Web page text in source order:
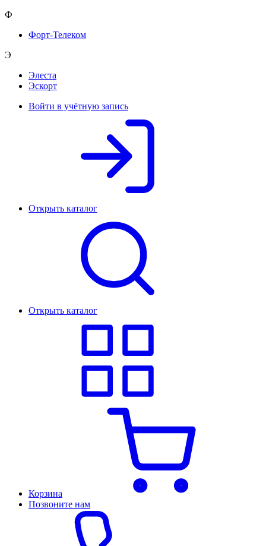
Ф
Форт-Телеком
Э
Элеста
Эскорт
Войти в учётную запись
Открыть каталог
Открыть каталог
Корзина
Позвоните нам